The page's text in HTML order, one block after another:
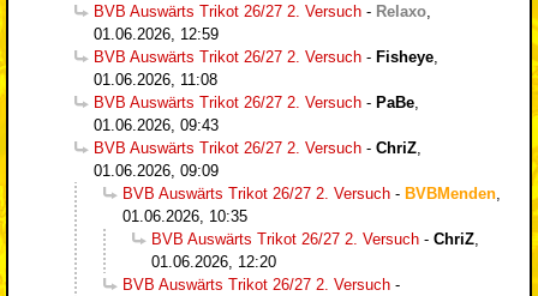
BVB Auswärts Trikot 26/27 2. Versuch - Relaxo
01.06.2026, 12:59
BVB Auswärts Trikot 26/27 2. Versuch - Fisheye
01.06.2026, 11:08
BVB Auswärts Trikot 26/27 2. Versuch - PaBe
01.06.2026, 09:43
BVB Auswärts Trikot 26/27 2. Versuch - ChriZ
01.06.2026, 09:09
BVB Auswärts Trikot 26/27 2. Versuch - BVBMenden
01.06.2026, 10:35
BVB Auswärts Trikot 26/27 2. Versuch - ChriZ
01.06.2026, 12:20
BVB Auswärts Trikot 26/27 2. Versuch -